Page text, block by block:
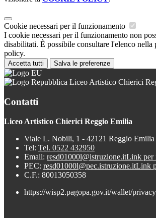
Cookie necessari per il funzionamento
I cookie necessari per il funzionamento non
disabilitati. È possibile consultare l'elenco nella
policy.
Accetta tutti Salva le preferenze
Liceo Artistico Chierici
Contatti
Liceo Artistico Chierici Reggio Emilia
Viale L. Nobili, 1 - 42121 Reggio Emilia
Tel: Tel. 0522 432950
Email: resd01000l@istruzione.itLink per
PEC: resd01000l@pec.istruzione.itLink
C.F.: 80013050358
https://wisp2.pagopa.gov.it/wallet/